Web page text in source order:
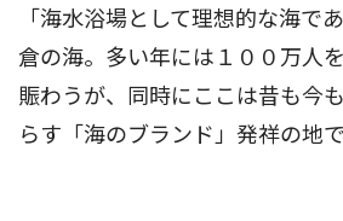
「海水浴場として理想的な海で
倉の海。多い年には１００万人
賑わうが、同時にここは昔も今
らす「海のブランド」発祥の地で